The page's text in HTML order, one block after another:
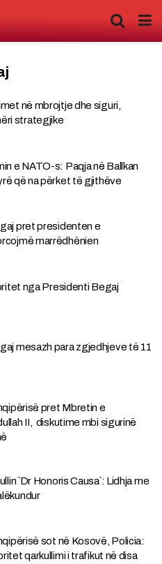
në mbrojtje dhe siguri,
strategjike
e NATO-s: Paqja në Ballkan
që na përket të gjithëve
pret presidenten e
marrëdhënien
nga Presidenti Begaj
mesazh para zgjedhjeve të 11
pret Mbretin e
II, diskutime mbi sigurinë
`Dr Honoris Causa`: Lidhja me
sot në Kosovë, Policia:
qarkullimi i trafikut në disa